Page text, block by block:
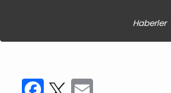
Haberler
Facebook
Twitter